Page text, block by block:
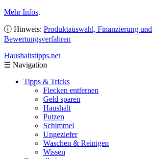
Mehr Infos.
ⓘ Hinweis: Produktauswahl, Finanzierung und
Bewertungsverfahren
Haushaltstipps.net
☰ Navigation
Tipps & Tricks
Flecken entfernen
Geld sparen
Haushalt
Putzen
Schimmel
Ungeziefer
Waschen & Reinigen
Wissen